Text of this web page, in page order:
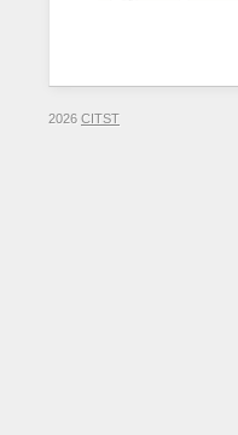
2026 CITST